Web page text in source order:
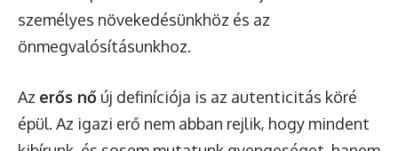
személyes növekedésünkhöz és az
önmegvalósításunkhoz.
Az erős nő új definíciója is az autenticitás köré
épül. Az igazi erő nem abban rejlik, hogy mindent